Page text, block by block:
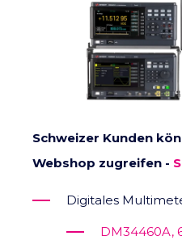
Schweizer Kunden
Webshop zugreifen -
Digitales
DM34460A,